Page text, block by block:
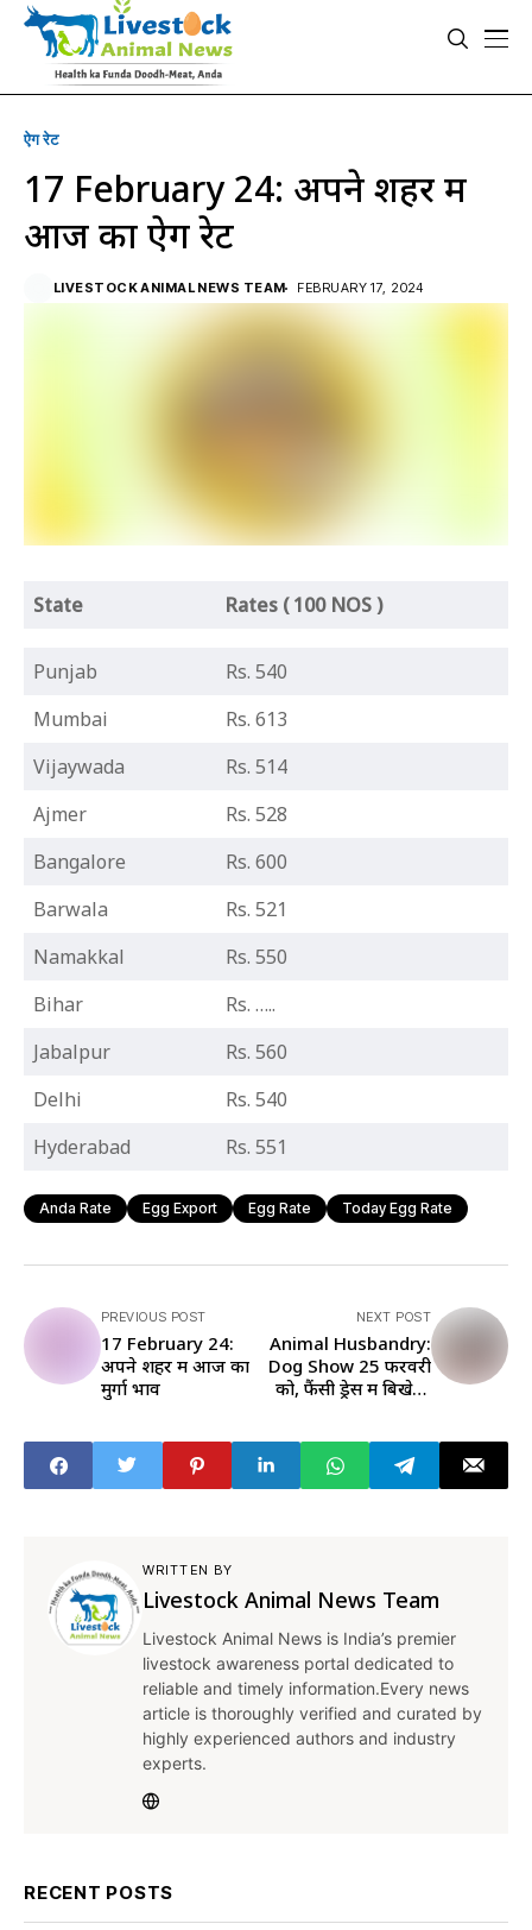
ऐग रेट
17 February 24: अपने शहर में
आज का ऐग रेट
LIVESTOCK ANIMAL NEWS TEAM FEBRUARY 17, 2024
State Rates ( 100 NOS )
Punjab
Rs. 540
Mumbai
Rs. 613
Vijaywada
Rs. 514
Ajmer
Rs. 528
Bangalore
Rs. 600
Barwala
Rs. 521
Namakkal
Rs. 550
Bihar
Rs. …..
Jabalpur
Rs. 560
Delhi
Rs. 540
Hyderabad
Rs. 551
Anda Rate Egg Export Egg Rate Today Egg Rate
PREVIOUS POST
17 February 24:
अपने शहर में आज का
मुर्गा भाव
NEXT POST
Animal Husbandry:
Dog Show 25 फरवरी
को, फैंसी ड्रेस में बिखेरेंगे
WRITTEN BY
Livestock Animal News Team
Livestock Animal News is India’s premier
livestock awareness portal dedicated to
reliable and timely information.Every news
article is thoroughly verified and curated by
highly experienced authors and industry
experts.
RECENT POSTS